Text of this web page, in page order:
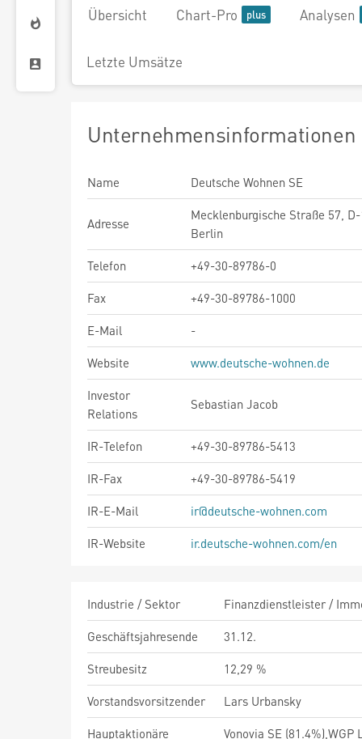
Übersicht Chart-Pro Analysen
Letzte Umsätze
Unternehmensinformationen
Name Deutsche Wohnen SE
Adresse
Mecklenburgische Straße 57,
Berlin
Telefon
+49-30-89786-0
Fax
+49-30-89786-1000
E-Mail
-
Website
www.deutsche-wohnen.de
Investor
Relations
Sebastian Jacob
IR-Telefon
+49-30-89786-5413
IR-Fax
+49-30-89786-5419
IR-E-Mail
ir@deutsche-wohnen.com
IR-Website
ir.deutsche-wohnen.com/en
Industrie / Sektor
Finanzdienstleister /
Geschäftsjahresende
31.12.
Streubesitz
12,29 %
Vorstandsvorsitzender
Lars Urbansky
Hauptaktionäre
Vonovia SE